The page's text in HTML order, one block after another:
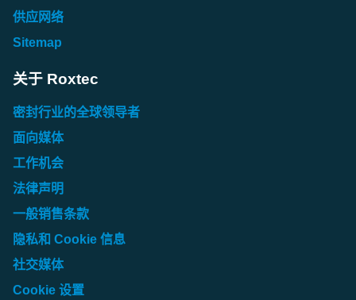
供应网络
Sitemap
关于 Roxtec
密封行业的全球领导者
面向媒体
工作机会
法律声明
一般销售条款
隐私和 Cookie 信息
社交媒体
Cookie 设置